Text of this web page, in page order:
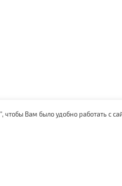
", чтобы Вам было удобно работать с